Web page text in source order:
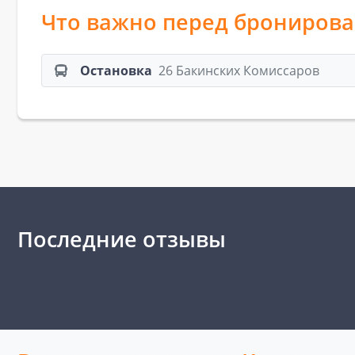
Что важно перед
Остановка 26 Бакинских Комиссаров
Последние отзывы